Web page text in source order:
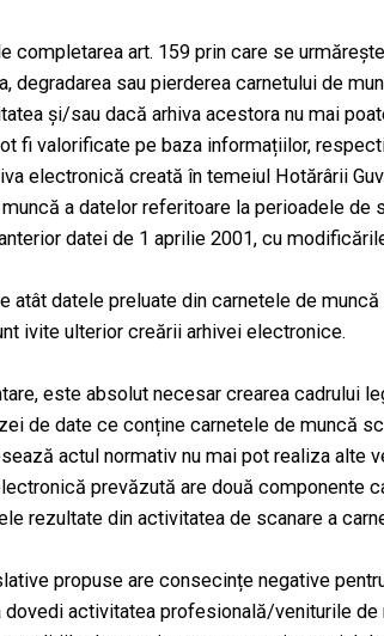
completarea art. 159 prin care se
degradarea sau pierderea carnetului de
și/sau dacă arhiva acestora nu mai
fi valorificate pe baza informațiilor,
electronică creată în temeiul Hotărârii
a datelor referitoare la perioadele de
datei de 1 aprilie 2001, cu
atât datele preluate din carnetele de
ivite ulterior creării arhivei electronice.
este absolut necesar crearea cadrului
de date ce conține carnetele de muncă
actul normativ nu mai pot realiza alte
prevăzută are două componente
rezultate din activitatea de scanare a
propuse are consecințe negative
activitatea profesională/veniturile de